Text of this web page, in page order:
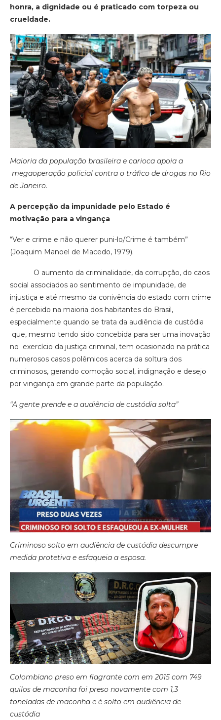
honra, a dignidade ou é praticado com torpeza ou
crueldade.
Maioria da população brasileira e carioca apoia a
megaoperação policial contra o tráfico de drogas no Rio
de Janeiro.
A percepção da impunidade pelo Estado é
motivação para a vingança
“Ver e crime e não querer puni-lo/Crime é também”
(Joaquim Manoel de Macedo, 1979).
O aumento da criminalidade, da corrupção, do caos
social associados ao sentimento de impunidade, de
injustiça e até mesmo da conivência do estado com crime
é percebido na maioria dos habitantes do Brasil,
especialmente quando se trata da audiência de custódia
que, mesmo tendo sido concebida para ser uma inovação
no exercício da justiça criminal, tem ocasionado na prática
numerosos casos polêmicos acerca da soltura dos
criminosos, gerando comoção social, indignação e desejo
por vingança em grande parte da população.
“A gente prende e a audiência de custódia solta”
Criminoso solto em audiência de custódia descumpre
medida protetiva e esfaqueia a esposa.
Colombiano preso em flagrante com em 2015 com 749
quilos de maconha foi preso novamente com 1,3
toneladas de maconha e é solto em audiência de
custódia